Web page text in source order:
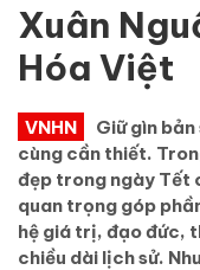
Xuân
Hóa Việt
VNHN
Giữ gìn
cùng cần thiết.
đẹp trong ngày Tết
quan trọng góp
hệ giá trị, đạo đức,
chiều dài lịch sử.